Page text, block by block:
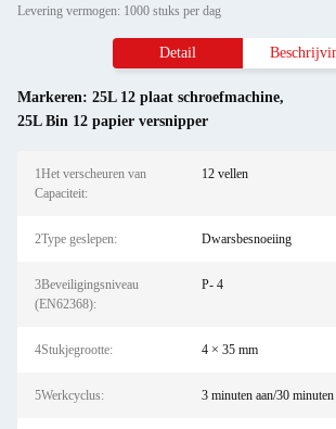
Levering vermogen: 1000 stuks per dag
Detail
Markeren: 25L 12 plaat schroefmachine,
25L Bin 12 papier versnipper
1Het verscheuren van
Capaciteit:
12 vellen
2Type geslepen: Dwarsbesnoeiing
3Beveiligingsniveau
(EN62368):
P- 4
4Stukjegrootte: 4 × 35 mm
5Werkcyclus: 3 minuten aan/30